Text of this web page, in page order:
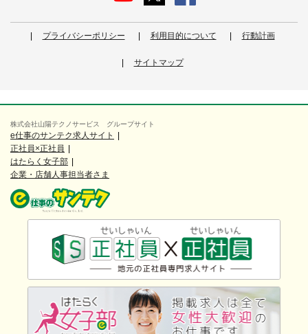
プライバシーポリシー 利用目的について 行動計画
サイトマップ
株式会社山陽テクノサービス グループサイト
e仕事のサンテク求人サイト
正社員×正社員
はたらく女子部
企業・店舗人事担当者さま